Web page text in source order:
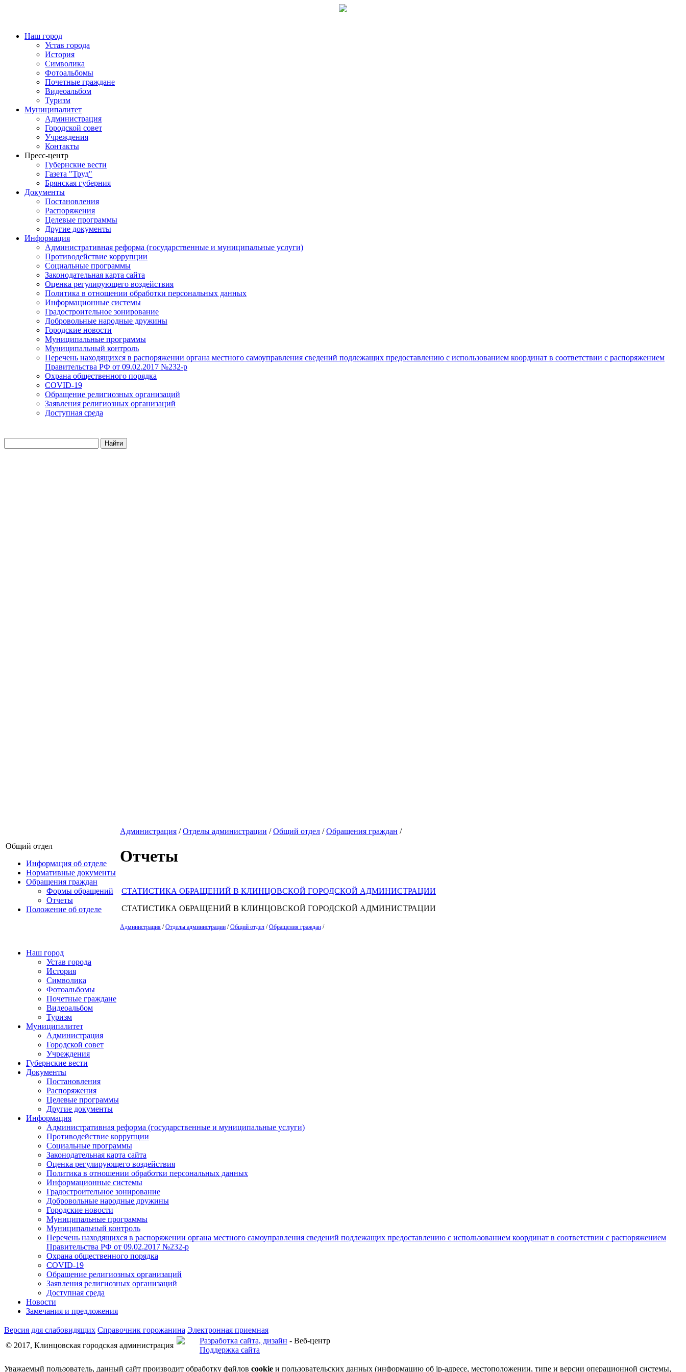
Наш город
Устав города
История
Символика
Фотоальбомы
Почетные граждане
Видеоальбом
Туризм
Муниципалитет
Администрация
Городской совет
Учреждения
Контакты
Пресс-центр
Губернские вести
Газета "Труд"
Брянская губерния
Документы
Постановления
Распоряжения
Целевые программы
Другие документы
Информация
Административная реформа (государственные и муниципальные услуги)
Противодействие коррупции
Социальные программы
Законодательная карта сайта
Оценка регулирующего воздействия
Политика в отношении обработки персональных данных
Информационные системы
Градостроительное зонирование
Добровольные народные дружины
Городские новости
Муниципальные программы
Муниципальный контроль
Перечень находящихся в распоряжении органа местного самоуправления сведений подлежащих предоставлению с использованием координат в соответствии с распоряжением
Правительства РФ от 09.02.2017 №232-р
Охрана общественного порядка
COVID-19
Обращение религиозных организаций
Заявления религиозных организаций
Доступная среда
Найти
Общий отдел
Информация об отделе
Нормативные документы
Обращения граждан
Формы обращений
Отчеты
Положение об отделе
Администрация /Отделы администрации /Общий отдел /Обращения граждан /
Отчеты
СТАТИСТИКА ОБРАЩЕНИЙ В КЛИНЦОВСКОЙ ГОРОДСКОЙ АДМИНИСТРАЦИИ
СТАТИСТИКА ОБРАЩЕНИЙ В КЛИНЦОВСКОЙ ГОРОДСКОЙ АДМИНИСТРАЦИИ
Администрация /Отделы администрации /Общий отдел /Обращения граждан /
Наш город
Устав города
История
Символика
Фотоальбомы
Почетные граждане
Видеоальбом
Туризм
Муниципалитет
Администрация
Городской совет
Учреждения
Губернские вести
Документы
Постановления
Распоряжения
Целевые программы
Другие документы
Информация
Административная реформа (государственные и муниципальные услуги)
Противодействие коррупции
Социальные программы
Законодательная карта сайта
Оценка регулирующего воздействия
Политика в отношении обработки персональных данных
Информационные системы
Градостроительное зонирование
Добровольные народные дружины
Городские новости
Муниципальные программы
Муниципальный контроль
Перечень находящихся в распоряжении органа местного самоуправления сведений подлежащих предоставлению с использованием координат в соответствии с распоряжением
Правительства РФ от 09.02.2017 №232-р
Охрана общественного порядка
COVID-19
Обращение религиозных организаций
Заявления религиозных организаций
Доступная среда
Новости
Замечания и предложения
Версия для слабовидящих Справочник горожанина Электронная приемная
© 2017, Клинцовская городская администрация
Разработка сайта, дизайн - Веб-центр
Поддержка сайта
Уважаемый пользователь, данный сайт производит обработку файлов cookie и пользовательских данных (информацию об ip-адресе, местоположении, типе и версии операционной системы,